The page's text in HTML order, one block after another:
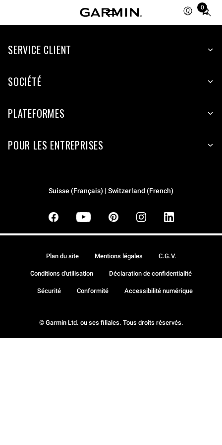
0
Total
items
cart:
SERVICE CLIENT
SOCIÉTÉ
PLATEFORMES
POUR LES ENTREPRISES
Suisse (Français) | Switzerland (French)
© Garmin Ltd. ou ses filiales. Tous droits réservés.
Plan du site Mentions légales C.G.V.
Conditions d'utilisation Déclaration de confidentialité
Sécurité Conformité Accessibilité numérique